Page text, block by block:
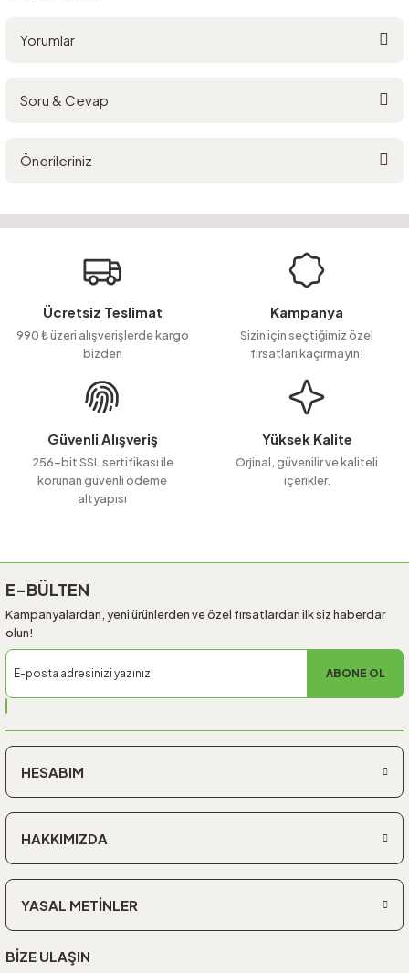
Yorumlar
Soru & Cevap
Soru Sor
Önerileriniz
Görüş ve önerileriniz için teşekkür ederiz.
Ürün resmi kalitesiz, bozuk veya görüntülenemiyor.
Ürün açıklamasında eksik bilgiler bulunuyor.
Ürün bilgilerinde hatalar bulunuyor.
Ürün fiyatı diğer sitelerden daha pahalı.
Bu ürüne benzer farklı alternatifler olmalı.
Ücretsiz Teslimat
990 ₺ üzeri alışverişlerde kargo
bizden
Kampanya
Sizin için seçtiğimiz özel
fırsatları kaçırmayın!
Güvenli Alışveriş
256-bit SSL sertifikası ile
korunan güvenli ödeme
altyapısı
Yüksek Kalite
Orjinal, güvenilir ve kaliteli
içerikler.
E-BÜLTEN
Kampanyalardan, yeni ürünlerden ve özel fırsatlardan ilk siz haberdar
olun!
ABONE OL
HESABIM
HAKKIMIZDA
YASAL METİNLER
BİZE ULAŞIN